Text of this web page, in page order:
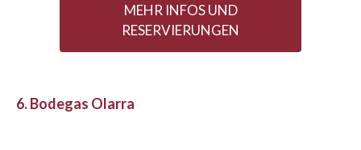
MEHR INFOS UND
RESERVIERUNGEN
6. Bodegas Olarra